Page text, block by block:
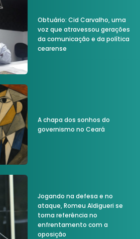
Obtuário: Cid Carvalho, uma
voz que atravessou gerações
da comunicação e da política
cearense
A chapa dos sonhos do
governismo no Ceará
Jogando na defesa e no
ataque, Romeu Aldigueri se
torna referência no
enfrentamento com a
oposição